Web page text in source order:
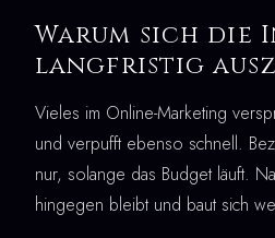
Warum sich
langfristig
Vieles im Online-Marketing
und verpufft ebenso schnell.
nur, solange das Budget läuft.
hingegen bleibt und baut sich